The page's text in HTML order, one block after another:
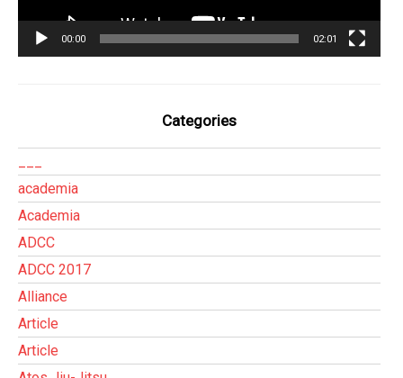
00:00 02:01
Categories
academia
Academia
ADCC
ADCC 2017
Alliance
Article
Article